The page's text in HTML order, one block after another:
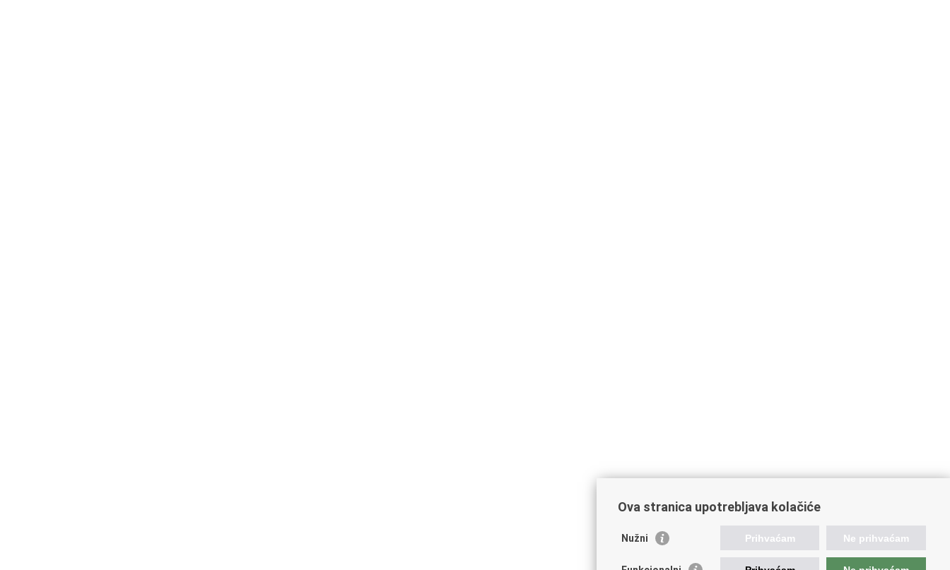
Ova stranica upotrebljava kolačiće
Nužni Prihvaćam Ne prihvaćam